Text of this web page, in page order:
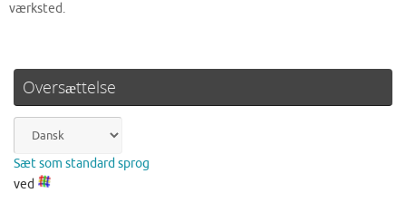
værksted.
Oversættelse
Sæt som standard sprog
ved